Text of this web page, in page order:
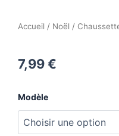
Accueil / Noël /
7,99€
Modèle
quantité
Chaussette